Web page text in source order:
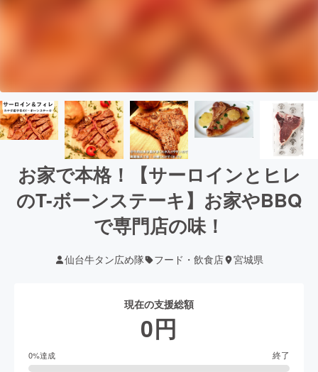
お家で本格！【サーロインとヒレ
のT-ボーンステーキ】お家やBBQ
で専門店の味！
仙台牛タン広め隊 フード・飲食店 宮城県
現在の支援総額
0円
0%達成 終了